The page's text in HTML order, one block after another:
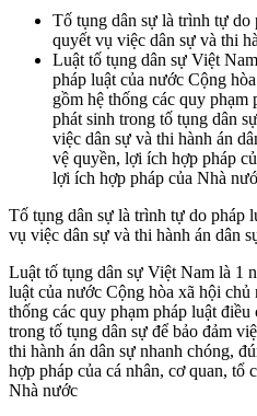
Tố tụng dân sự là trình tự
quyết vụ việc dân sự và thi
Luật tố tụng dân sự Việt
pháp luật của nước Cộng
gồm hệ thống các quy phạm
phát sinh trong tố tụng dân
việc dân sự và thi hành án
vệ quyền, lợi ích hợp pháp
lợi ích hợp pháp của Nhà
Tố tụng dân sự là trình tự do pháp
vụ việc dân sự và thi hành án dân
Luật tố tụng dân sự Việt Nam là 1
luật của nước Cộng hòa xã hội
thống các quy phạm pháp luật điều
trong tố tụng dân sự để bảo đảm
thi hành án dân sự nhanh chóng,
hợp pháp của cá nhân, cơ quan, tổ
Nhà nước